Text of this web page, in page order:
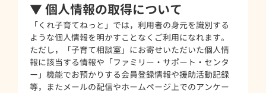
▼ 個人情報の取得について
「くれ子育てねっと」では，利用者の身元を識別する
ような個人情報を明かすことなくご利用になれます。
ただし，「子育て相談室」にお寄せいただいた個人情
報に該当する情報や「ファミリー・サポート・センタ
ー」機能でお預かりする会員登録情報や援助活動記録
等，またメールの配信やホームページ上でのアンケー